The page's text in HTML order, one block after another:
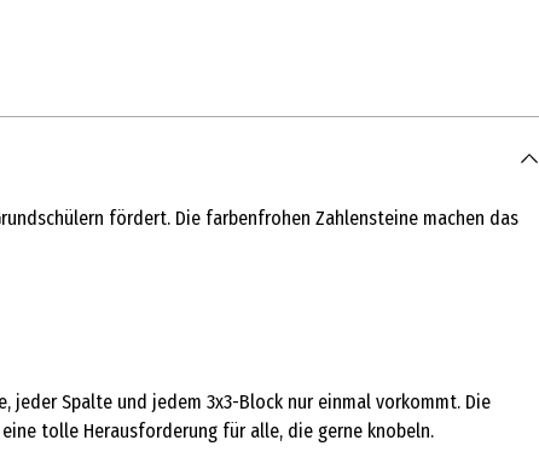
fördert. Die farbenfrohen Zahlensteine machen das
jeder Spalte und jedem 3x3-Block nur einmal vorkommt. Die
tolle Herausforderung für alle, die gerne knobeln.